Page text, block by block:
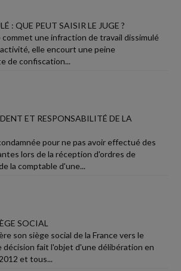
: QUE PEUT SAISIR LE JUGE ?
une infraction de travail dissimulé
elle encourt une peine
de confiscation...
ET RESPONSABILITÉ DE LA
pour ne pas avoir effectué des
lors de la réception d'ordres de
la comptable d'une...
SOCIAL
son siège social de la France vers le
décision fait l'objet d'une délibération en
et tous...